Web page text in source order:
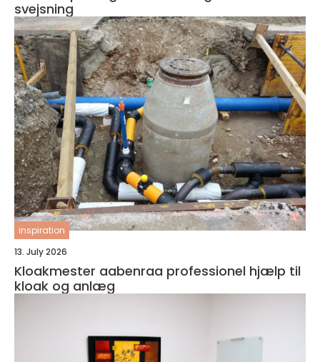
svejsning
inspiration
13. July 2026
Kloakmester aabenraa professionel hjælp til
kloak og anlæg